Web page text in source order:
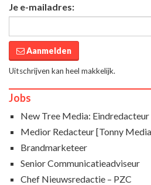
Je e-mailadres:
Aanmelden
Uitschrijven kan heel makkelijk.
Jobs
New Tree Media: Eindredacteur
Medior Redacteur [Tonny
Brandmarketeer
Senior Communicatieadviseur
Chef Nieuwsredactie – PZC